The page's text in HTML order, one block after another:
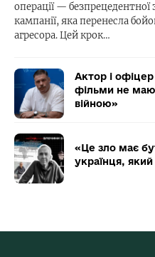
операції —
кампанії, яка перенесла
агресора. Цей крок…
Актор і
фільми не
війною»
«Це зло має
українця,